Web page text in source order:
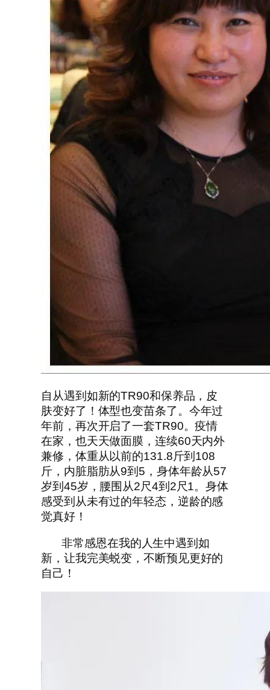
自从遇到如新的TR90和保养品，皮
肤变好了！体型也变苗条了。今年过
年前，再次开启了一套TR90。疫情
在家，也天天做面膜，连续60天内外
兼修，体重从以前的131.8斤到108
斤，内脏脂肪从9到5，身体年龄从57
岁到45岁，腰围从2尺4到2尺1。身体
感受到从未有过的年轻态，逆龄的感
觉真好！
非常感恩在我的人生中遇到如
新，让我完美蜕变，不断预见更好的
自己！